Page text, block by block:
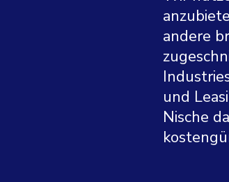
andere
und
Nische